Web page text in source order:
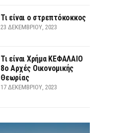
Τι είναι ο στρεπτόκοκκος
23 ΔΕΚΕΜΒΡΊΟΥ, 2023
Τι είναι Χρήμα ΚΕΦΑΛΑΙΟ
8ο Αρχές Οικονομικής
Θεωρίας
17 ΔΕΚΕΜΒΡΊΟΥ, 2023